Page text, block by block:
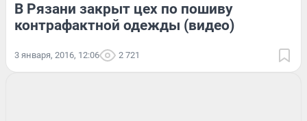
В Рязани закрыт цех по пошиву
контрафактной одежды (видео)
3 января, 2016, 12:06 2 721